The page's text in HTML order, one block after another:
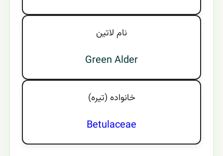
نام لاتين
Green Alder
خانواده (تيره)
Betulaceae